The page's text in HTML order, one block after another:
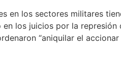
en los sectores militares
los juicios por la
“aniquilar el